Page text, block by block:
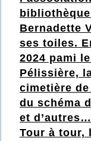
Bernadette
ses toiles.
2024 pami
Pélissière,
cimetière
du schéma
et d’autres…
Tour à tour,